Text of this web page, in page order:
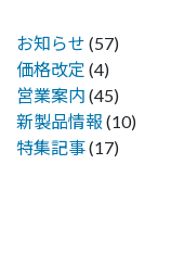
お知らせ (57)
価格改定 (4)
営業案内 (45)
新製品情報 (10)
特集記事(17)